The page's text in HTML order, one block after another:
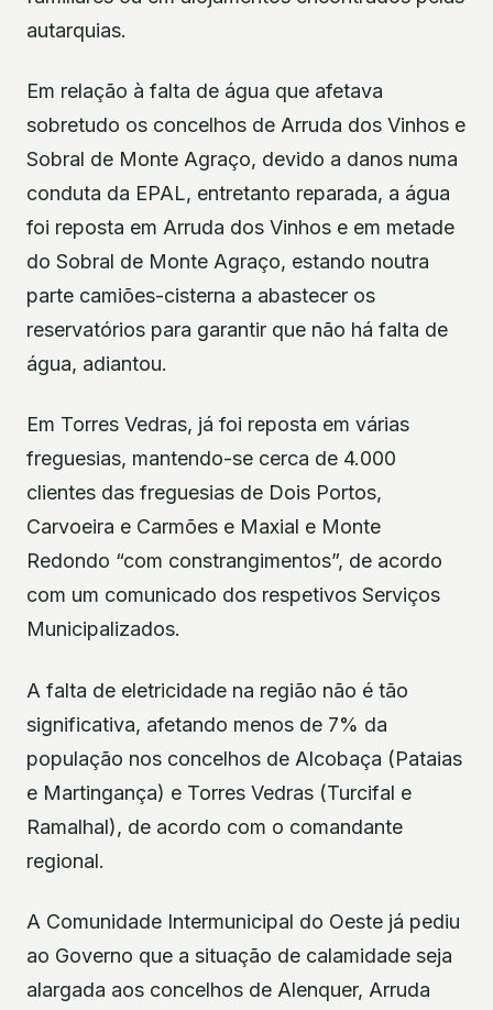
autarquias.
Em relação à falta de água que afetava
sobretudo os concelhos de Arruda dos Vinhos e
Sobral de Monte Agraço, devido a danos numa
conduta da EPAL, entretanto reparada, a água
foi reposta em Arruda dos Vinhos e em metade
do Sobral de Monte Agraço, estando noutra
parte camiões-cisterna a abastecer os
reservatórios para garantir que não há falta de
água, adiantou.
Em Torres Vedras, já foi reposta em várias
freguesias, mantendo-se cerca de 4.000
clientes das freguesias de Dois Portos,
Carvoeira e Carmões e Maxial e Monte
Redondo “com constrangimentos”, de acordo
com um comunicado dos respetivos Serviços
Municipalizados.
A falta de eletricidade na região não é tão
significativa, afetando menos de 7% da
população nos concelhos de Alcobaça (Pataias
e Martingança) e Torres Vedras (Turcifal e
Ramalhal), de acordo com o comandante
regional.
A Comunidade Intermunicipal do Oeste já pediu
ao Governo que a situação de calamidade seja
alargada aos concelhos de Alenquer, Arruda